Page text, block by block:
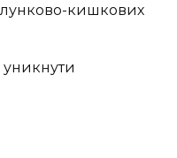
кишкових
уникнути